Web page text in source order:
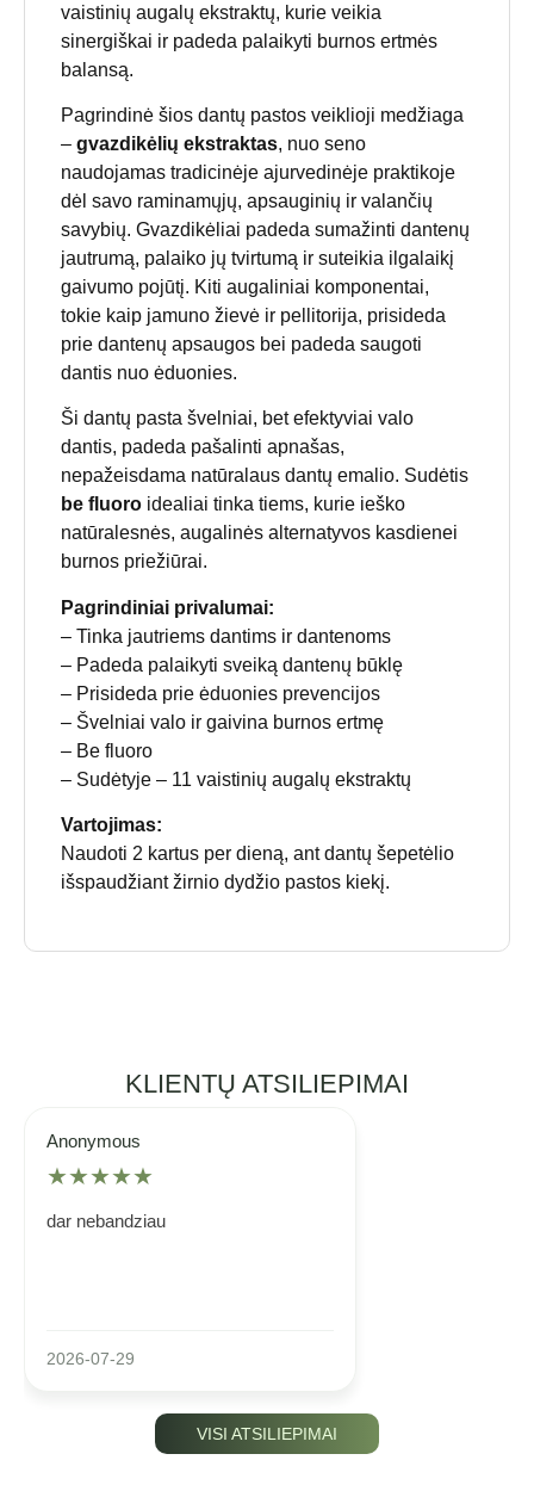
vaistinių augalų ekstraktų, kurie veikia
sinergiškai ir padeda palaikyti burnos ertmės
balansą.
Pagrindinė šios dantų pastos veiklioji medžiaga
– gvazdikėlių ekstraktas, nuo seno
naudojamas tradicinėje ajurvedinėje praktikoje
dėl savo raminamųjų, apsauginių ir valančių
savybių. Gvazdikėliai padeda sumažinti dantenų
jautrumą, palaiko jų tvirtumą ir suteikia ilgalaikį
gaivumo pojūtį. Kiti augaliniai komponentai,
tokie kaip jamuno žievė ir pellitorija, prisideda
prie dantenų apsaugos bei padeda saugoti
dantis nuo ėduonies.
Ši dantų pasta švelniai, bet efektyviai valo
dantis, padeda pašalinti apnašas,
nepažeisdama natūralaus dantų emalio. Sudėtis
be fluoro idealiai tinka tiems, kurie ieško
natūralesnės, augalinės alternatyvos kasdienei
burnos priežiūrai.
Pagrindiniai privalumai:
– Tinka jautriems dantims ir dantenoms
– Padeda palaikyti sveiką dantenų būklę
– Prisideda prie ėduonies prevencijos
– Švelniai valo ir gaivina burnos ertmę
– Be fluoro
– Sudėtyje – 11 vaistinių augalų ekstraktų
Vartojimas:
Naudoti 2 kartus per dieną, ant dantų šepetėlio
išspaudžiant žirnio dydžio pastos kiekį.
KLIENTŲ ATSILIEPIMAI
Anonymous
★★★★★
dar nebandziau
2026-07-29
VISI ATSILIEPIMAI